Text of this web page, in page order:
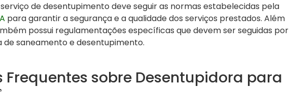
de desentupimento deve seguir as normas estabelecidas pela
para garantir a segurança e a qualidade dos serviços prestados. Além
possui regulamentações específicas que devem ser seguidas por
saneamento e desentupimento.
Frequentes sobre Desentupidora para